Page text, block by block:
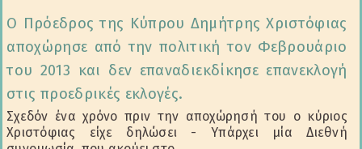
Ο Πρόεδρος της Κύπρου Δημήτρης Χριστόφιας
αποχώρησε από την πολιτική τον Φεβρουάριο
του 2013 και δεν επαναδιεκδίκησε επανεκλογή
στις προεδρικές εκλογές.
Σχεδόν ένα χρόνο πριν την αποχώρησή του ο κύριος
Χριστόφιας είχε δηλώσει - Υπάρχει μία Διεθνή